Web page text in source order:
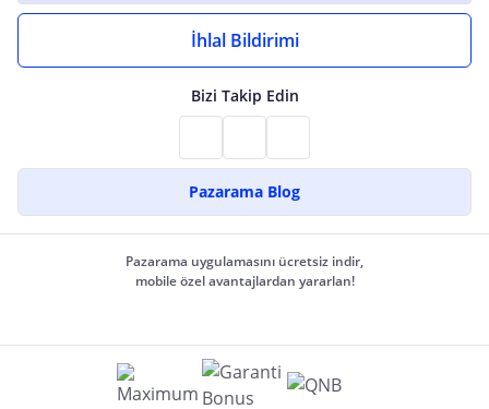
İhlal Bildirimi
Bizi Takip Edin
Pazarama Blog
Pazarama uygulamasını ücretsiz indir,
mobile özel avantajlardan yararlan!